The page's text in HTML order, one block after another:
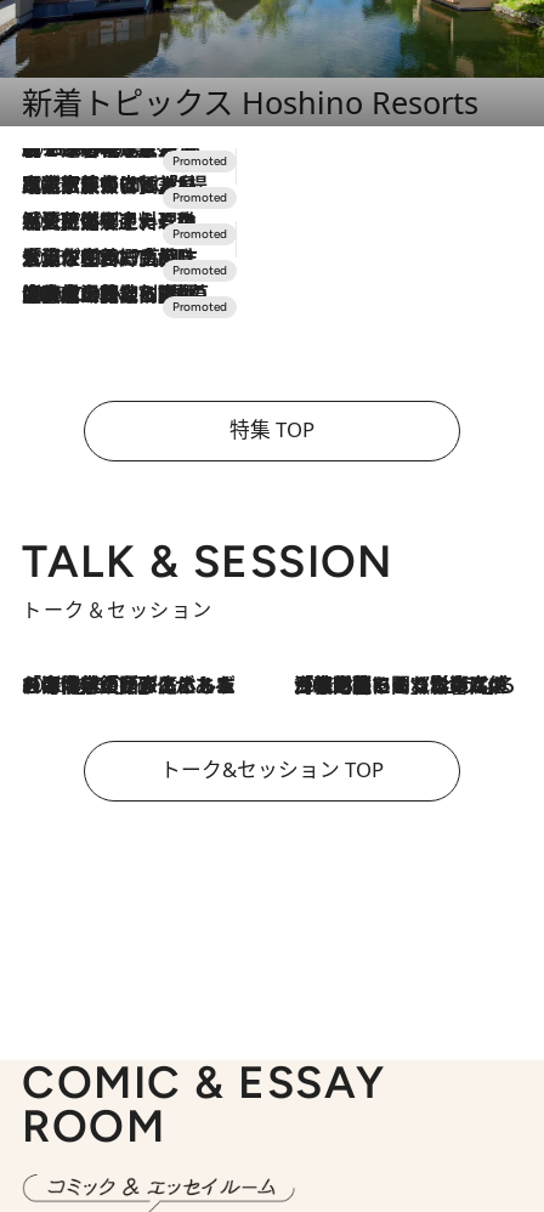
新着トピックス Hoshino Resorts
2026.8.7
【トンボの足水浴】ヒノキの香りに包まれて涼感マックス！約13℃の湧水かけ流しを避暑地「星野温泉 トンボの湯」で体験
2026.7.31
【ホテル帰省】という選択肢をOMOが提案。家族とほどよい距離を保つには「昼は実家、夜は気兼ねなくホテルで！」
2026.7.24
【夏限定ディナーコース】旬を迎える稚鮎や花ズッキーニなどをイタリア・トスカーナの郷土料理の手法で満喫！
2026.7.17
「土佐和ハーブかき氷」がOMO7高知に登場！生姜、山椒、大葉など目にも舌にも涼を呼ぶ郷土の味
2026.7.10
NEW OPEN！【界 草津】名湯の地に誕生。趣の異なる2種の温泉と上州ならではの会席・蕎麦割烹など美食を味わう究極の癒やし旅
特集 TOP
TALK & SESSION
トーク＆セッション
2026.8.3
「今後値上げがあるとすれば…」「リスクがあるのは今年の冬」エネルギー専門家が語る、ホルムズ海峡封鎖が家庭にもたらす“ある心配” 2026.8.3
「住宅建てられない…」「サーチャージ料の高値が続いている」ホルムズ海峡封鎖による影響はいつまで続く？《エネルギー専門家に聞く“どうなる日本の暮らし”》
トーク&セッション TOP
COMIC & ESSAY
ROOM